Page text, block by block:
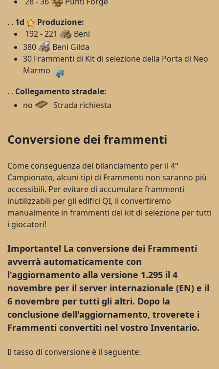
. . 1d
Produzione:
192 - 221
Beni
380
Beni Gilda
30 Frammenti di Kit di selezione della Porta di Neo
Marmo
. . Collegamento stradale:
no
Strada richiesta
Conversione dei frammenti
Come conseguenza del bilanciamento per il 4°
Campionato, alcuni tipi di Frammenti non saranno più
accessibili. Per evitare di accumulare frammenti
inutilizzabili per gli edifici QI, li convertiremo
manualmente in frammenti del kit di selezione per tutti
i giocatori!
Importante! La conversione dei Frammenti
avverrà automaticamente con
l'aggiornamento alla versione 1.295 il 4
novembre per il server internazionale (EN) e il
6 novembre per tutti gli altri. Dopo la
conclusione dell'aggiornamento, troverete i
Frammenti convertiti nel vostro Inventario.
Il tasso di conversione è il seguente: